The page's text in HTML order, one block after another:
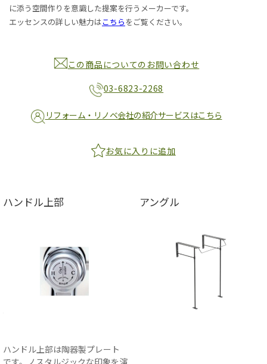
に添う空間作りを意識した提案を行うメーカーです。
エッセンスの詳しい魅力はこちら をご覧ください。
この商品についてのお問い合わせ
03-6823-2268
リフォーム・リノベ会社の紹介サービスはこちら
お気に入りに追加
ハンドル上部
ハンドル上部は陶器製プレート
アングル